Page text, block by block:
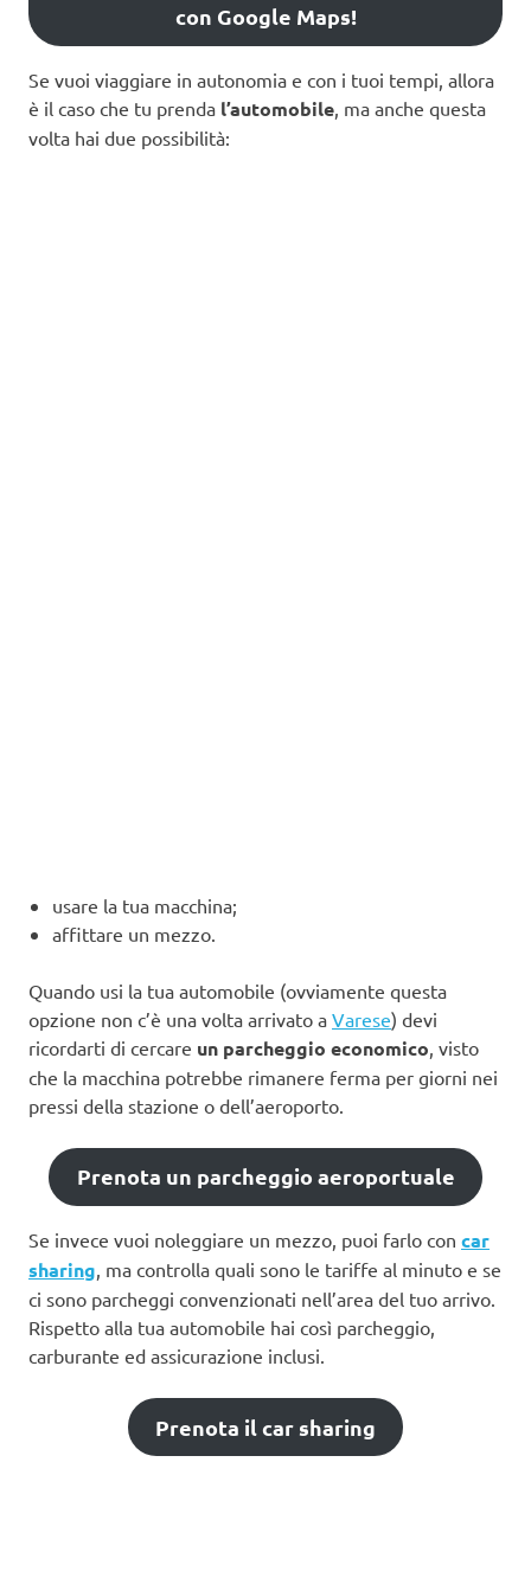
con Google Maps!
Se vuoi viaggiare in autonomia e con i tuoi tempi, allora
è il caso che tu prenda l’automobile , ma anche questa
volta hai due possibilità:
usare la tua macchina;
affittare un mezzo.
Quando usi la tua automobile (ovviamente questa
opzione non c’è una volta arrivato a Varese) devi
ricordarti di cercare un parcheggio economico , visto
che la macchina potrebbe rimanere ferma per giorni nei
pressi della stazione o dell’aeroporto.
Prenota un parcheggio aeroportuale
Se invece vuoi noleggiare un mezzo, puoi farlo con car
sharing, ma controlla quali sono le tariffe al minuto e se
ci sono parcheggi convenzionati nell’area del tuo arrivo.
Rispetto alla tua automobile hai così parcheggio,
carburante ed assicurazione inclusi.
Prenota il car sharing